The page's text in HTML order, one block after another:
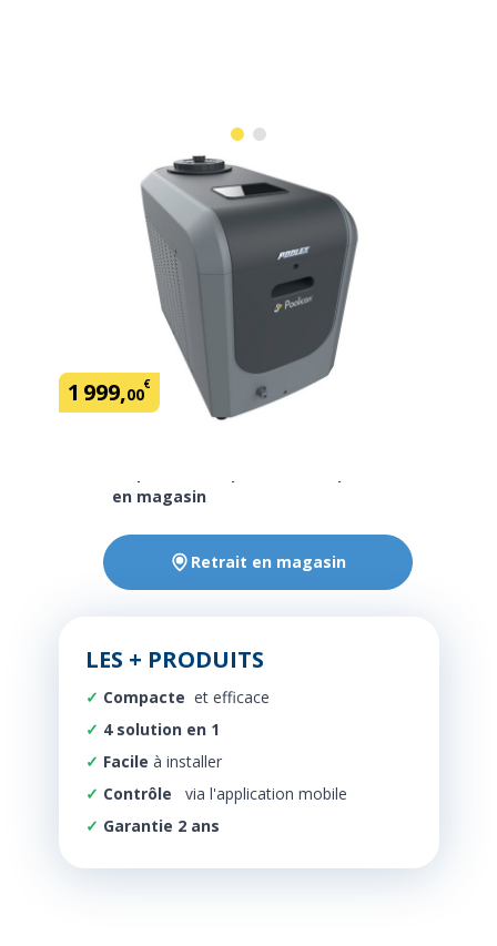
Exclu Magasin
Filtration piscine POOLICAN
connecté
439090 Marque: Poolex
1 999,00€
en magasin
Retrait en magasin
LES + PRODUITS
Compacte et efficace
4 solution en 1
Facile à installer
Contrôle
via l'application mobile
Garantie 2 ans